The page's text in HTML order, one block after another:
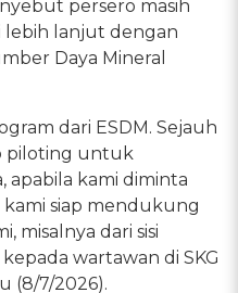
persero masih
lebih lanjut dengan
Daya Mineral
dari ESDM. Sejauh
piloting untuk
apabila kami diminta
siap mendukung
misalnya dari sisi
wartawan di SKG
(8/7/2026).